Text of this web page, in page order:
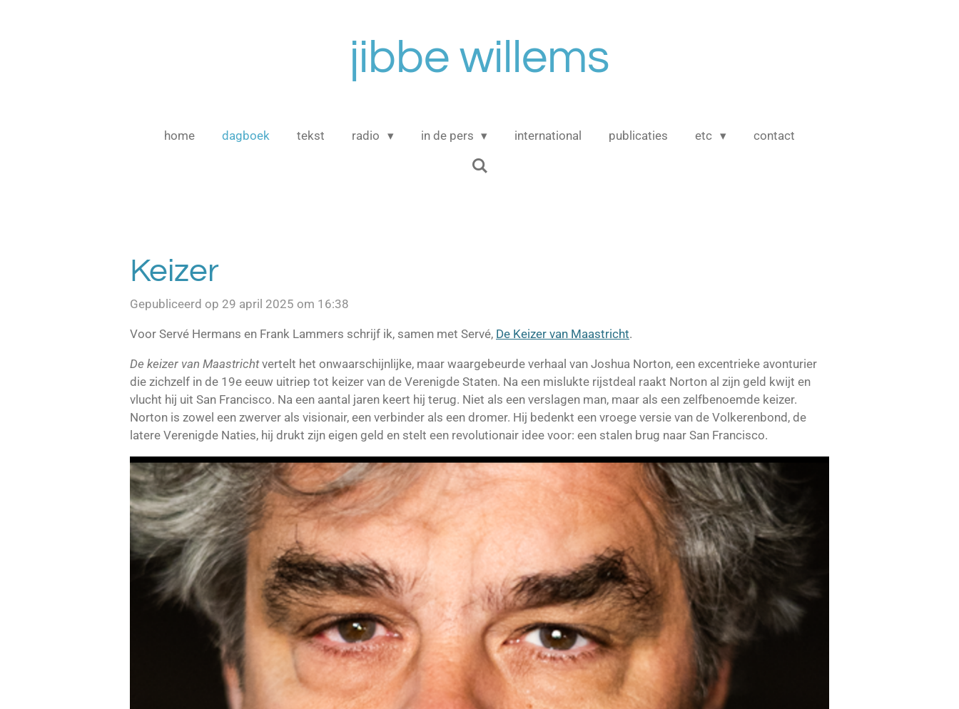
jibbe willems
home dagboek tekst radio in de pers international publicaties etc contact
Keizer
Gepubliceerd op 29 april 2025 om 16:38
Voor Servé Hermans en Frank Lammers schrijf ik, samen met Servé, De Keizer van Maastricht.
De keizer van Maastricht vertelt het onwaarschijnlijke, maar waargebeurde verhaal van Joshua Norton, een excentrieke avonturier
die zichzelf in de 19e eeuw uitriep tot keizer van de Verenigde Staten. Na een mislukte rijstdeal raakt Norton al zijn geld kwijt en
vlucht hij uit San Francisco. Na een aantal jaren keert hij terug. Niet als een verslagen man, maar als een zelfbenoemde keizer.
Norton is zowel een zwerver als visionair, een verbinder als een dromer. Hij bedenkt een vroege versie van de Volkerenbond, de
latere Verenigde Naties, hij drukt zijn eigen geld en stelt een revolutionair idee voor: een stalen brug naar San Francisco.